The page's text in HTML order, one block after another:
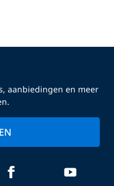
aanbiedingen en meer